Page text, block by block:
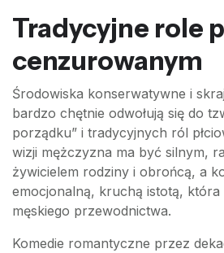
Tradycyjne role
cenzurowanym
Środowiska konserwatywne i
bardzo chętnie odwołują się do
porządku” i tradycyjnych ról
wizji mężczyzna ma być silnym,
żywicielem rodziny i obrońcą, a
emocjonalną, kruchą istotą,
męskiego przewodnictwa.
Komedie romantyczne przez